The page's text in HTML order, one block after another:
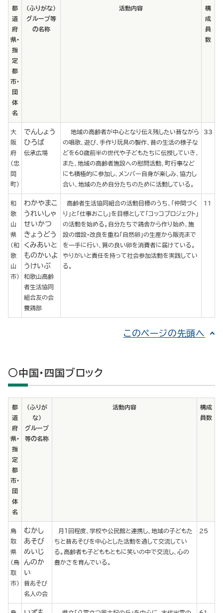
都
道
府
県･
指
定
都
市･
団
体
名
（ふりがな）
グループ等
の名称
活動内容
構
成
員
数
大
阪
府
(忠
岡
町)
でんしょう
ひろば
伝承広場
地域の高齢者が中心となり伝え残したい昔ながら
の唱歌、遊び、手作り玩具の製作、昔の生活の様子な
どを60歳前半の世代や子どもたちに伝授していき、
また、地域の高齢者施設への慰問活動、町行事など
にも積極的に参加し、メンバー自身が楽しみ、協力し
合い、地域のため自分たちのために活動している。
33
和
歌
山
県
(和
歌
山
市)
わかやまこ
うれいしゃ
せいかつ
きょうどう
くみあいと
ものかいよ
うけいぶ
和歌山高齢
者生活協同
組合友の会
養鶏部
高齢者生活協同組合の活動目標のうち、「仲間づく
り」と「仕事おこし」を目標として「コッコプロジェクト」
の活動を始める。自分たちで鶏舎から作り始め、施
設の増設・改良を重ね「自然卵」の生産から販売まで
を一手に行い、質の良い卵を消費者に届けている。
やりがいと責任を持って社会参加活動を実践してい
る。
11
このページの先頭へ
○中国・四国ブロック
都
道
府
県･
指
定
都
市･
団
体
名
（ふりが
な）
グループ
等の名称
活動内容
構成
員数
鳥
取
県
(鳥
取
市)
むかし
あそび
めいじ
んのか
い
昔あそび
名人の会
月１回程度、学校や公民館と連携し、地域の子どもた
ちと昔あそびを中心とした活動を通して交流してい
る。高齢者も子どももともに笑いの中で交流し、心の
豊かさを育んでいる。
25